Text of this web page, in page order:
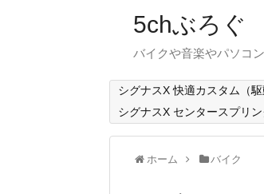
5chぶろぐ
バイクや音楽やパソコ
シグナスX 快適カスタム（駆
シグナスX センタースプリ
ホーム バイク